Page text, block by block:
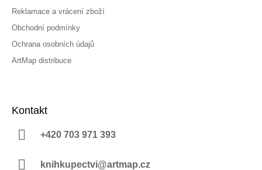
Reklamace a vrácení zboží
Obchodní podmínky
Ochrana osobních údajů
ArtMap distribuce
Kontakt
+420 703 971 393
knihkupectvi@artmap.cz